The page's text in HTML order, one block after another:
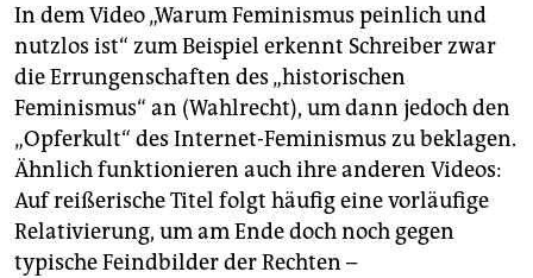
In dem Video „Warum Feminismus peinlich und
nutzlos ist“ zum Beispiel erkennt Schreiber zwar
die Errungenschaften des „historischen
Feminismus“ an (Wahlrecht), um dann jedoch den
„Opferkult“ des Internet-Feminismus zu beklagen.
Ähnlich funktionieren auch ihre anderen Videos:
Auf reißerische Titel folgt häufig eine vorläufige
Relativierung, um am Ende doch noch gegen
typische Feindbilder der Rechten –